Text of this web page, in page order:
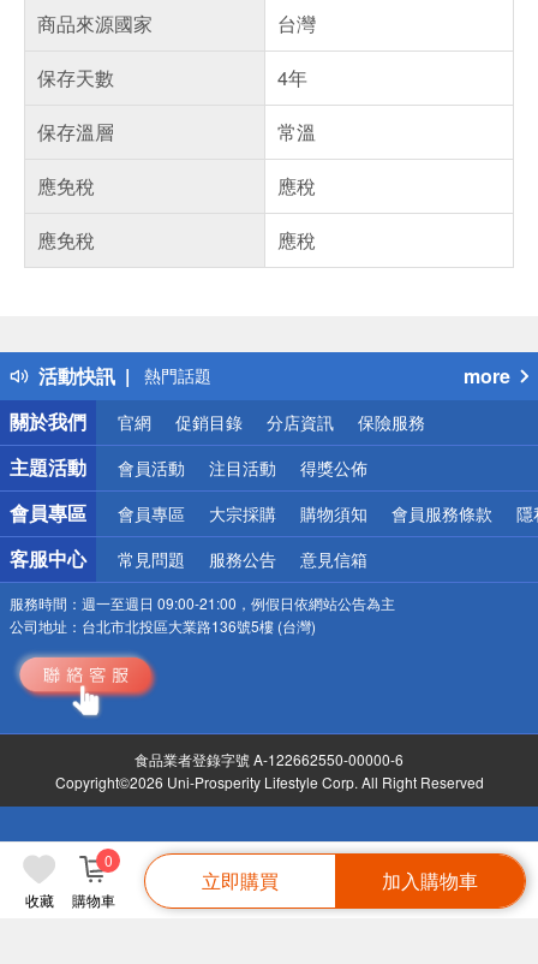
收藏 購物車
0
立即購買 加入購物車
商品來源國家
台灣
保存天數
4年
保存溫層
常溫
應免稅
應稅
應免稅
應稅
活動快訊
得獎公告
熱門話題
銀行優惠
偏遠地區配送
詐騙網頁！請小心！
more
關於我們
官網 促銷目錄 分店資訊 保險服務
主題活動 會員活動 注目活動 得獎公佈
會員專區 會員專區 大宗採購 購物須知 會員服務條款 隱
客服中心 常見問題 服務公告 意見信箱
服務時間： 週一至週日 09:00-21:00，例假日依網站公告為主
公司地址： 台北市北投區大業路136號5樓 (台灣)
食品業者登錄字號 A-122662550-00000-6
Copyright©2026 Uni-Prosperity Lifestyle Corp. All Right Reserved